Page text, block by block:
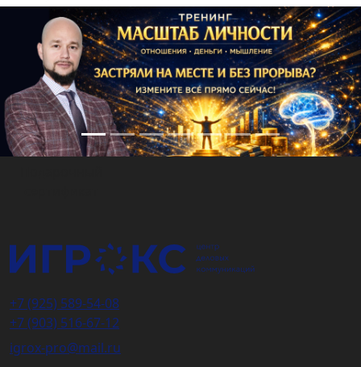
+7 (925) 589-54-08
+7 (903) 516-67-12
igrox-pro@mail.ru